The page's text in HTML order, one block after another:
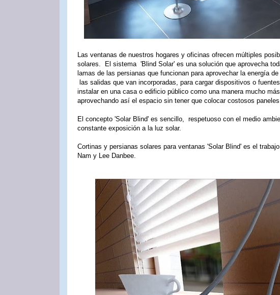
Las ventanas de nuestros hogares y oficinas ofrecen múltiples
solares. El sistema 'Blind Solar' es una solución que aprovecha
lamas de las persianas que funcionan para aprovechar la energía
las salidas que van incorporadas, para cargar dispositivos o
instalar en una casa o edificio público como una manera mucho
aprovechando así el espacio sin tener que colocar costosos
El concepto 'Solar Blind' es sencillo, respetuoso con el medio
constante exposición a la luz solar.
Cortinas y persianas solares para ventanas 'Solar Blind' es el
Nam y Lee Danbee.